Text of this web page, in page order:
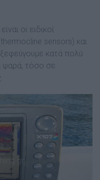
οι ειδικοί
sensors) και
κατά πολύ
ψαρά, τόσο σε